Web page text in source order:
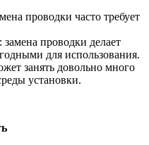
проводки часто требует
проводки делает
для использования.
занять довольно много
установки.